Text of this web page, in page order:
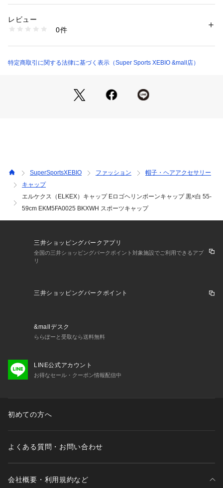
め、多少の誤差が生じる場合がございます。
※総柄の商品については、生地の裁断箇所により、商品一点ご
ありますが、商品自体の仕様の相違には該当いたしません。
※ブラウザやお使いのモニター環境により、掲載画像と実際の
商品の色味が若干異なる場合があります。
トリート カジュアル デイリー ファッション スポーツ 部活 散
歩 お出かけ 旅行 トラベル 運動 ウォーキング ジョギング ラン
ニング サイクリング 自転車 フィットネス スポーツ観戦 レジ
ャー アウトドア BBQ バーベキュー キャンプ プレゼント ギフ
商品番号：
10889608801 （ショップ）
レビュー
0件
特定商取引に関する法律に基づく表示（Super Sports XEBIO &mall店）
SuperSportsXEBIO ファッション
帽子・ヘアアクセサリー
キャップ
エルケクス（ELKEX）キャップ Eロゴヘリンボーンキャップ 黒×白 55-
59cm EKM5FA0025 BKXWH スポーツキャップ
三井ショッピングパークアプリ
全国の三井ショッピングパークポイント対象施設でご利用できるアプ
リ
三井ショッピングパークポイント
&mallデスク
ららぽーと受取なら送料無料
LINE公式アカウント
お得なセール・クーポン情報配信中
初めての方へ
よくある質問・お問い合わせ
会社概要・利用規約など